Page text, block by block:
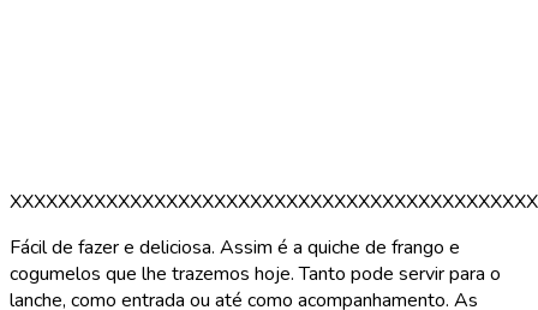
Fácil de fazer e deliciosa. Assim é a quiche de frango e
cogumelos que lhe trazemos hoje. Tanto pode servir para o
lanche, como entrada ou até como acompanhamento. As